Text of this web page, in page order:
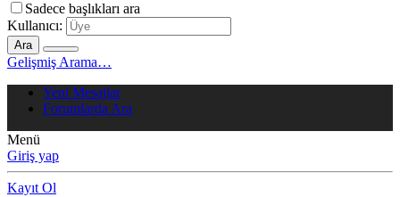
Sadece başlıkları ara
Kullanıcı:
Ara
Gelişmiş Arama…
Yeni Mesajlar
Forumlarda Ara
Menü
Giriş yap
Kayıt Ol